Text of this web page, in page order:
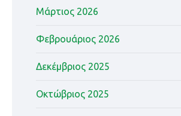
Μάρτιος 2026
Φεβρουάριος 2026
Δεκέμβριος 2025
Οκτώβριος 2025